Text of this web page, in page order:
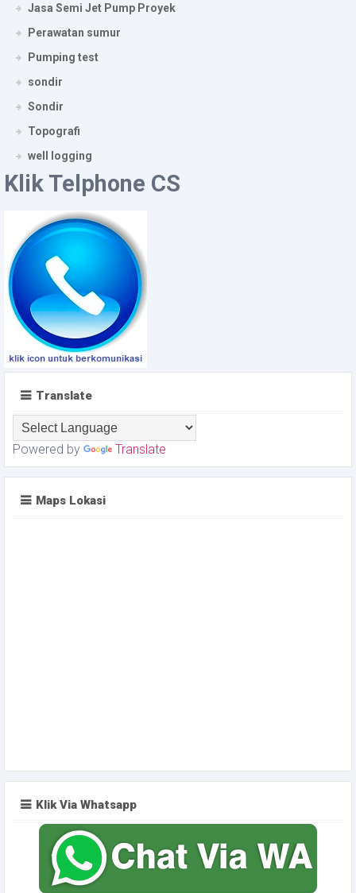
Jasa Semi Jet Pump Proyek
Perawatan sumur
Pumping test
sondir
Sondir
Topografi
well logging
Klik Telphone CS
Translate
Powered by Translate
Maps Lokasi
Klik Via Whatsapp